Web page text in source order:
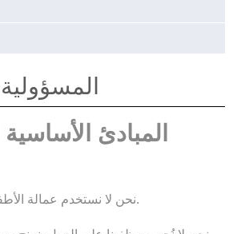
المبادئ
نحن لا نستخدم عمالة الأطفال في شركتنا.